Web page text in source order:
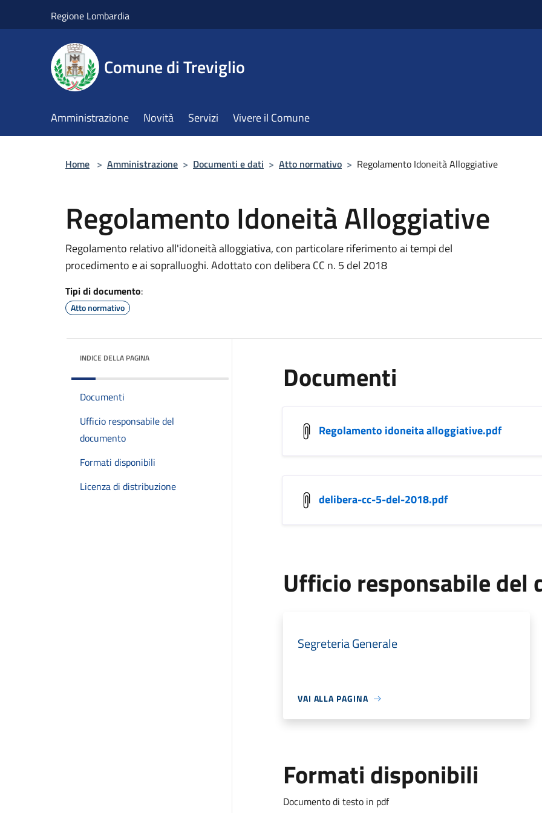
Regione Lombardia
Comune di Treviglio
Amministrazione Novità Servizi Vivere il Comune
Home > Amministrazione > Documenti e dati > Atto normativo > Regolamento Idoneità Alloggiative
Regolamento Idoneità Alloggiative
Regolamento relativo all'idoneità alloggiativa, con particolare riferimento ai tempi del
procedimento e ai sopralluoghi. Adottato con delibera CC n. 5 del 2018
Tipi di documento:
Atto normativo
INDICE DELLA PAGINA
Documenti
Ufficio responsabile del
documento
Formati disponibili
Licenza di distribuzione
Documenti
Regolamento idoneita alloggiative.pdf
delibera-cc-5-del-2018.pdf
Ufficio responsabile del
Segreteria Generale
VAI ALLA PAGINA
Formati disponibili
Documento di testo in pdf